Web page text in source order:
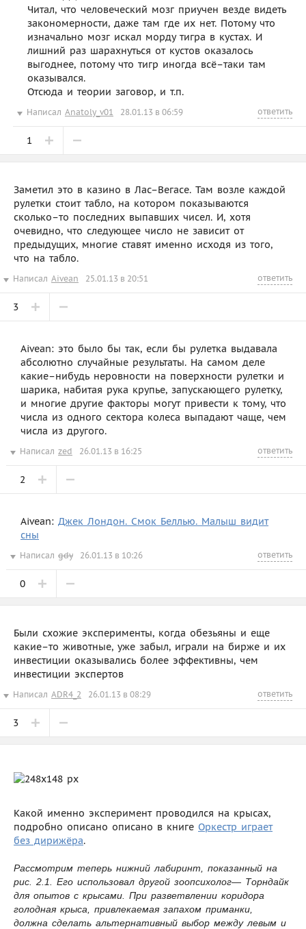
Читал, что человеческий мозг приучен везде видеть
закономерности, даже там где их нет. Потому что
изначально мозг искал морду тигра в кустах. И
лишний раз шарахнуться от кустов оказалось
выгоднее, потому что тигр иногда всё–таки там
оказывался.
Отсюда и теории заговор, и т.п.
Написал Anatoly_v01 28.01.13 в 06:59 ответить
1
Заметил это в казино в Лас–Вегасе. Там возле каждой
рулетки стоит табло, на котором показываются
сколько–то последних выпавших чисел. И, хотя
очевидно, что следующее число не зависит от
предыдущих, многие ставят именно исходя из того,
что на табло.
Написал Aivean 25.01.13 в 20:51 ответить
3
Aivean: это было бы так, если бы рулетка выдавала
абсолютно случайные результаты. На самом деле
какие–нибудь неровности на поверхности рулетки и
шарика, набитая рука крупье, запускающего рулетку,
и многие другие факторы могут привести к тому, что
числа из одного сектора колеса выпадают чаще, чем
числа из другого.
Написал zed 26.01.13 в 16:25 ответить
2
Aivean: Джек Лондон. Смок Беллью. Малыш видит
сны
Написал gdy 26.01.13 в 10:26 ответить
0
Были схожие эксперименты, когда обезьяны и еще
какие–то животные, уже забыл, играли на бирже и их
инвестиции оказывались более эффективны, чем
инвестиции экспертов
Написал ADR4_2 26.01.13 в 08:29 ответить
3
Какой именно эксперимент проводился на крысах,
подробно описано описано в книге Оркестр играет
без дирижёра.
Рассмотрим теперь нижний лабиринт, показанный на
рис. 2.1. Его использовал другой зоопсихолог— Торндайк
для опытов с крысами. При разветвлении коридора
голодная крыса, привлекаемая запахом приманки,
должна сделать альтернативный выбор между левым и